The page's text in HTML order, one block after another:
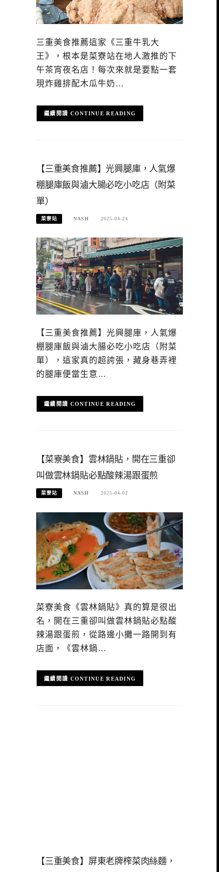
三重美食推薦這家《三重牛乳大
王》，根本是菜寮站在地人激推的下
午茶宵夜名店！每次來就是要點一套
現炸雞排配木瓜牛奶…
CONTINUE READING
【三重美食推薦】光興腿庫，人氣爆
棚腿庫飯與滷大腸必吃小吃店（附菜
單）
菜寮站 NASH 2025-04-24
【三重美食推薦】光興腿庫，人氣爆
棚腿庫飯與滷大腸必吃小吃店（附菜
單），這家真的超誇張，藏身巷弄裡
的腿庫便當生意…
CONTINUE READING
【菜寮美食】雲林鍋貼，開在三重卻
叫做雲林鍋貼必點酸辣湯跟蛋煎
菜寮站 NASH 2025-04-02
菜寮美食《雲林鍋貼》真的算是很出
名，開在三重卻叫做雲林鍋貼必點酸
辣湯跟蛋煎，從路邊小攤一路開到有
店面，《雲林鍋…
CONTINUE READING
【三重美食】屏東老牌榨菜肉絲麵，